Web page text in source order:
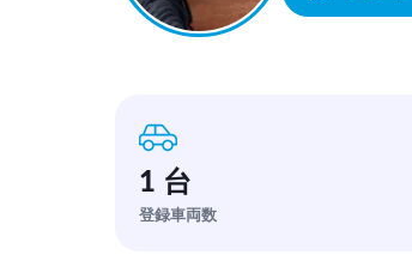
1 台
登録車両数